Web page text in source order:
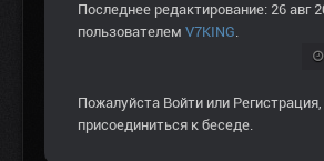
Последнее редактирование: 26 авг
пользователем V7KING.
Пожалуйста Войти или Регистрация
присоединиться к беседе.